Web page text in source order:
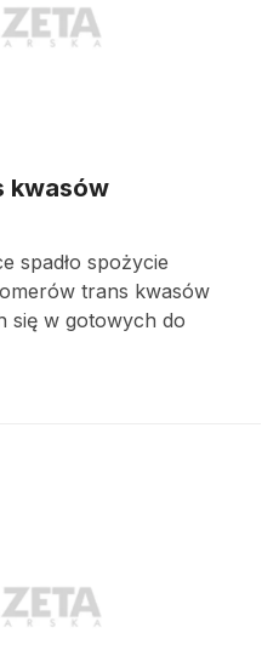
kwasów
spadło spożycie
trans kwasów
się w gotowych do